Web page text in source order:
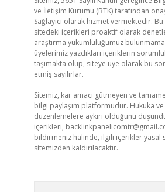
ve İletişim Kurumu (BTK) tarafından
Sağlayıcı olarak hizmet vermektedir.
sitedeki içerikleri proaktif olarak
araştırma yükümlülüğümüz
üyelerimiz yazdıkları içeriklerin
taşımakta olup, siteye üye olarak bu
etmiş sayılırlar.
Sitemiz, kar amacı gütmeyen ve
bilgi paylaşım platformudur. Hukuka ve
düzenlemelere aykırı olduğunu
içerikleri,
bildirmeniz halinde, ilgili içerikler yasal
sitemizden kaldırılacaktır.